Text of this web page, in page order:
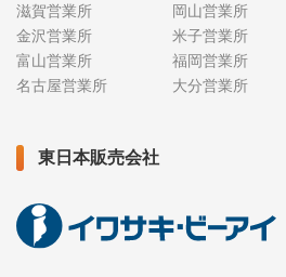
滋賀営業所
金沢営業所
富山営業所
名古屋営業所
岡山営業所
米子営業所
福岡営業所
大分営業所
東日本販売会社